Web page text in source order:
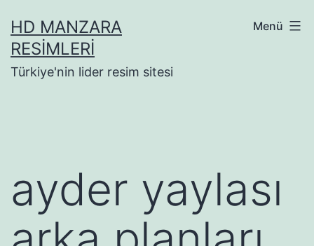
geçHD MANZARA
RESIMLERI
Türkiye'nin lider resim sitesi
Menü
ayder yaylası